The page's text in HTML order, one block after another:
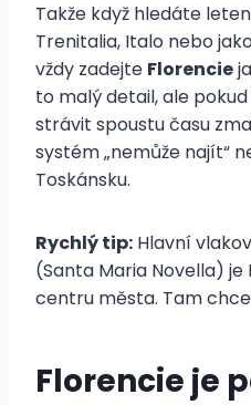
Takže když hledáte
Trenitalia, Italo nebo
vždy zadejte Florencie
to malý detail, ale
strávit spoustu času
systém „nemůže najít“
Toskánsku.
Rychlý tip: Hlavní
(Santa Maria Novella) je
centru města. Tam
Florencie je